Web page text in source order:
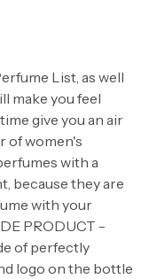
List, as well
make you feel
give you an air
of women's
with a
because they are
with your
PRODUCT -
of perfectly
logo on the bottle